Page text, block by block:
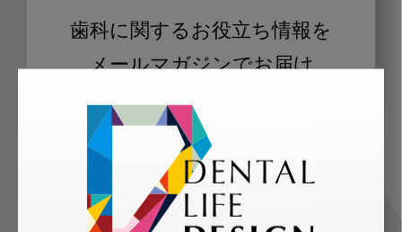
歯科に関するお役立ち情報を
メールマガジンでお届け
ご登録いただいた職種（歯科医師、歯
科衛生士、歯科技工士）に合わせた内
容のメールマガジンをお届けします。